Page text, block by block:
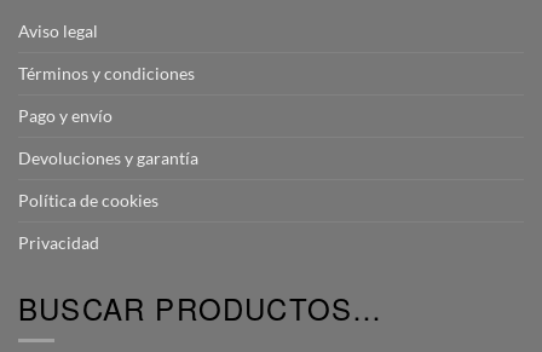
Aviso legal
Términos y condiciones
Pago y envío
Devoluciones y garantía
Política de cookies
Privacidad
BUSCAR PRODUCTOS…